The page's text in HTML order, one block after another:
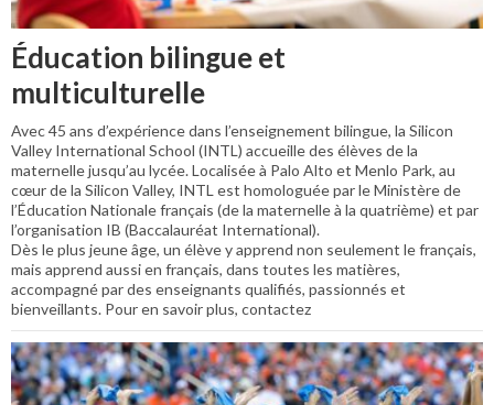
Éducation bilingue et
multiculturelle
Avec 45 ans d’expérience dans l’enseignement bilingue, la Silicon
Valley International School (INTL) accueille des élèves de la
maternelle jusqu’au lycée. Localisée à Palo Alto et Menlo Park, au
cœur de la Silicon Valley, INTL est homologuée par le Ministère de
l’Éducation Nationale français (de la maternelle à la quatrième) et par
l’organisation IB (Baccalauréat International).
Dès le plus jeune âge, un élève y apprend non seulement le français,
mais apprend aussi en français, dans toutes les matières,
accompagné par des enseignants qualifiés, passionnés et
bienveillants. Pour en savoir plus, contactez